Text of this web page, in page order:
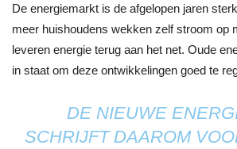
De energiemarkt is de afgelopen jaren
meer huishoudens wekken zelf stroom op
leveren energie terug aan het net. Oude
in staat om deze ontwikkelingen goed te
DE NIEUWE
SCHRIJFT DAAROM